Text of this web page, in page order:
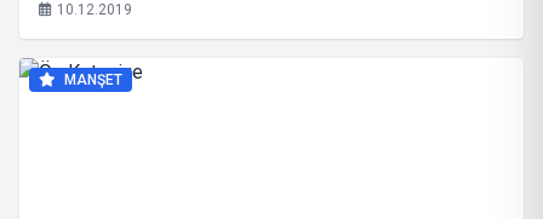
10.12.2019
MANŞET